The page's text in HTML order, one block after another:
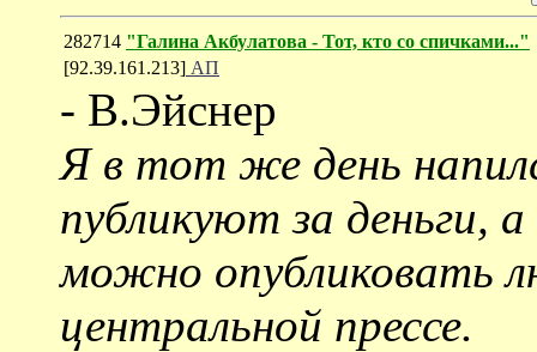
282714 "Галина Акбулатова - Тот, кто со спичками..."
[92.39.161.213] АП
- В.Эйснер
Я в тот же день
публикуют за деньги,
можно опубликовать
центральной прессе.